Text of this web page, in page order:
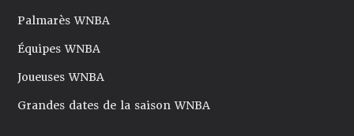
Palmarès WNBA
Équipes WNBA
Joueuses WNBA
Grandes dates de la saison WNBA